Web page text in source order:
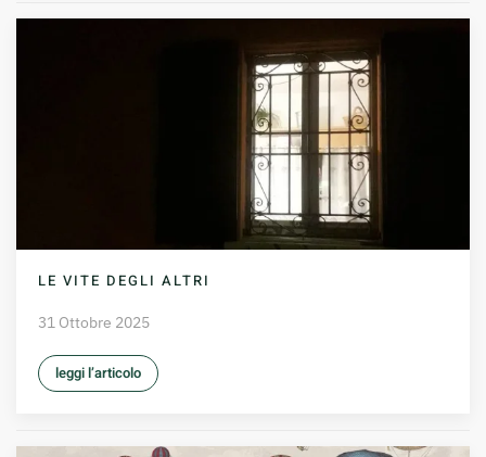
LE VITE DEGLI ALTRI
31 Ottobre 2025
leggi l’articolo